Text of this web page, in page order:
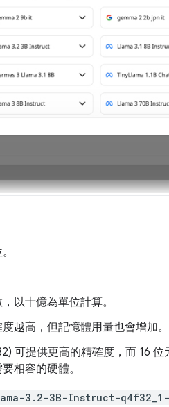
以十億為單位計算。
越高，但記憶體用量也會增加。
可提供更高的精確度，而 16
相容的硬體。
3.2-3B-Instruct-q4f32_1-